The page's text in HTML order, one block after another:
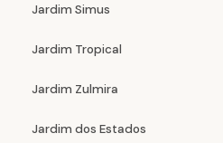
Jardim Simus
Jardim Tropical
Jardim Zulmira
Jardim dos Estados